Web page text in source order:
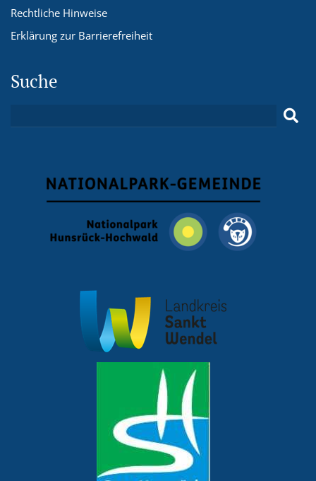
Rechtliche Hinweise
Erklärung zur Barrierefreiheit
Suche